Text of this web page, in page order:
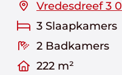
Vredesdreef 3
3 Slaapkamers
2 Badkamers
222 m²